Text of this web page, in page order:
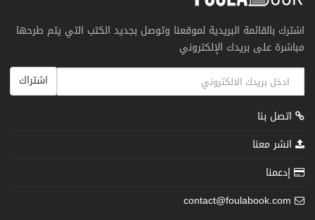
اشترك بالقائمة البريدية لموقعنا وتوصل بجديد الكتب التي يتم طرحها
مباشرة على بريدك الإلكتروني
اشتراك
اتصل بنا
انشر معنا
إدعمنا
contact@foulabook.com